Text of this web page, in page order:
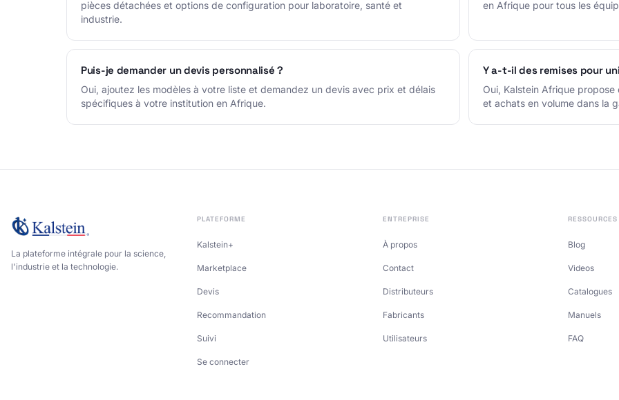
pièces détachées et options de configuration pour laboratoire, santé et
industrie.
en Afrique pour tous les
Puis-je demander un devis personnalisé ?
Oui, ajoutez les modèles à votre liste et demandez un devis avec prix et délais
spécifiques à votre institution en Afrique.
Y a-t-il des remises pour
Oui, Kalstein Afrique
et achats en volume dans la
La plateforme intégrale pour la science,
l'industrie et la technologie.
PLATEFORME
Kalstein+
Marketplace
Devis
Recommandation
Suivi
Se connecter
ENTREPRISE
À propos
Contact
Distributeurs
Fabricants
Utilisateurs
RESSOURCES
Blog
Videos
Catalogues
Manuels
FAQ